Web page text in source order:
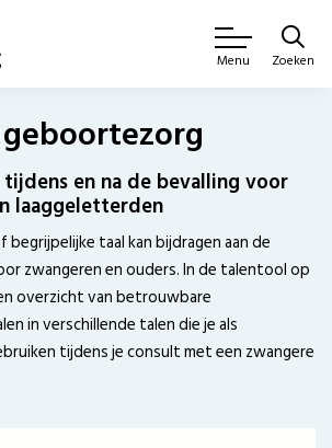
Menu Zoeken
en na de bevalling voor
laaggeletterden
taal kan bijdragen aan de
zwangeren en ouders. In de talentool op
overzicht van betrouwbare
in verschillende talen die je als
tijdens je consult met een zwangere